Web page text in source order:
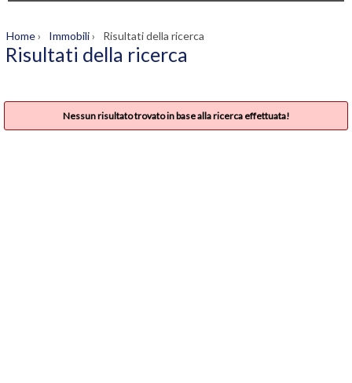
Home› Immobili› Risultati della ricerca
Risultati della ricerca
Nessun risultato trovato in base alla ricerca effettuata!